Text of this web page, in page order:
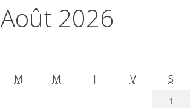
Août 2026
M M J V S
1